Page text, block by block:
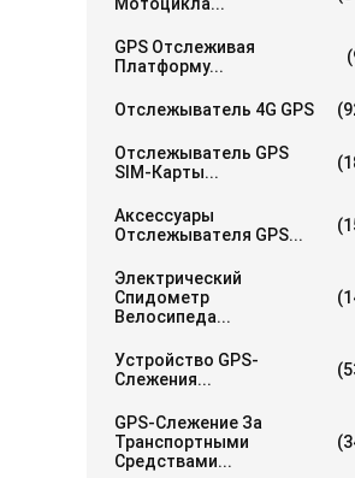
GPS Отслеживая
Платформу...
Отслежыватель 4G GPS
Отслежыватель GPS
SIM-Карты...
Аксессуары
Отслежывателя GPS...
Электрический
Спидометр
Велосипеда...
Устройство GPS-
Слежения...
GPS-Слежение За
Транспортными
Средствами...